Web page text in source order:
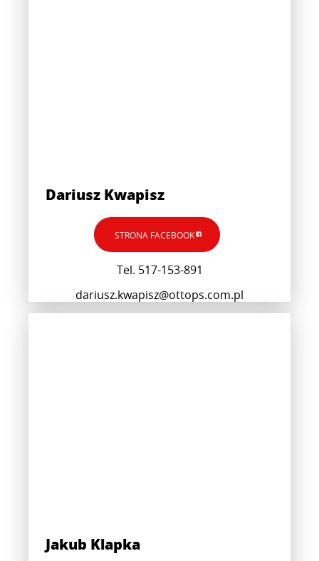
Dariusz Kwapisz
STRONA FACEBOOK
Tel. 517-153-891
dariusz.kwapisz@ottops.com.pl
Jakub Klapka